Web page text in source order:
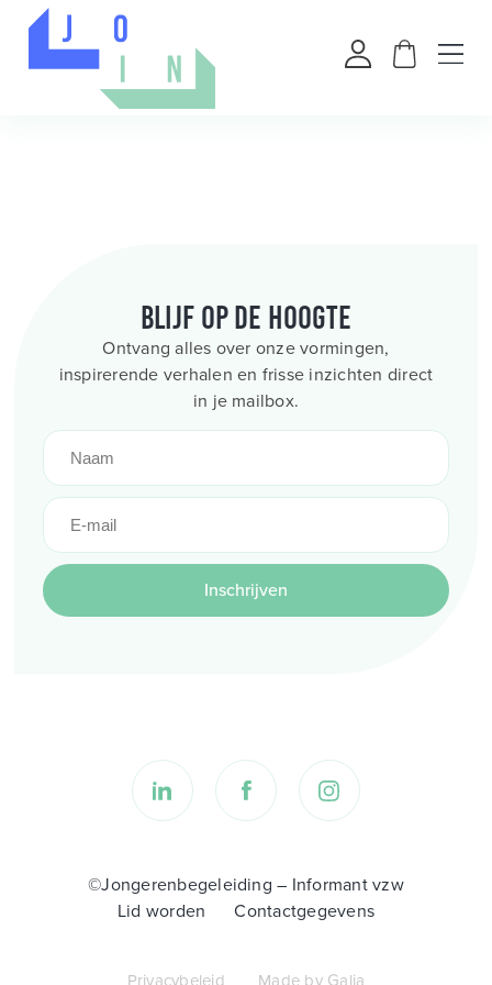
Blijf op de hoogte
Ontvang alles over onze vormingen,
inspirerende verhalen en frisse inzichten direct
in je mailbox.
Inschrijven
©Jongerenbegeleiding – Informant vzw
Lid worden
Contactgegevens